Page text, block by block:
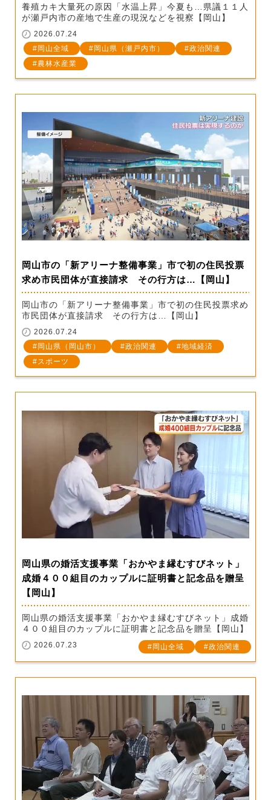
養殖カキ大量死の原因「水温上昇」今夏も…県議１１人
が瀬戸内市の産地で生産の現況などを視察【岡山】
2026.07.24
岡山全域
岡山県（瀬戸内市）
政治関連
農林水産業
岡山市の「新アリーナ整備事業」市で初の住民投票
求め市民団体が直接請求 その行方は…【岡山】
岡山市の「新アリーナ整備事業」市で初の住民投票求め
市民団体が直接請求 その行方は…【岡山】
2026.07.24
岡山県（岡山市）
政治関連
地域経済
スポーツ
岡山県の婚活支援事業「おかやま縁むすびネット」
成婚４００組目のカップルに証明書と記念品を贈呈
【岡山】
岡山県の婚活支援事業「おかやま縁むすびネット」成婚
４００組目のカップルに証明書と記念品を贈呈【岡山】
2026.07.23 岡山全域 政治関連